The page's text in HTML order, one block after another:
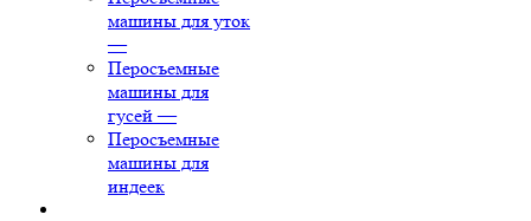
машины для уток
—
Перосъемные
машины для
гусей —
Перосъемные
машины для
индеек